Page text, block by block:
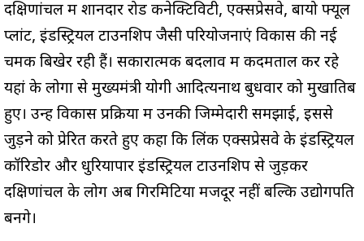
दक्षिणांचल में शानदार रोड कनेक्टिविटी, एक्सप्रेसवे, बायो फ्यूल
प्लांट, इंडस्ट्रियल टाउनशिप जैसी परियोजनाएं विकास की नई
चमक बिखेर रही हैं। सकारात्मक बदलाव में कदमताल कर रहे
यहां के लोगों से मुख्यमंत्री योगी आदित्यनाथ बुधवार को मुखातिब
हुए। उन्हें विकास प्रक्रिया में उनकी जिम्मेदारी समझाई, इससे
जुड़ने को प्रेरित करते हुए कहा कि लिंक एक्सप्रेसवे के इंडस्ट्रियल
कॉरिडोर और धुरियापार इंडस्ट्रियल टाउनशिप से जुड़कर
दक्षिणांचल के लोग अब गिरमिटिया मजदूर नहीं बल्कि उद्योगपति
बनेंगे।